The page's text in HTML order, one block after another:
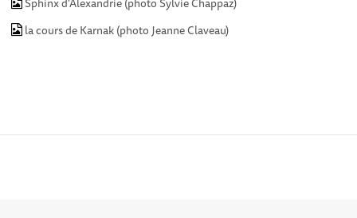
la cours de Karnak (photo Jeanne Claveau)